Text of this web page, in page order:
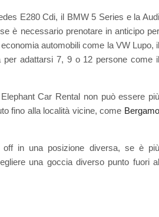
E280 Cdi, il BMW 5 Series e la Audi
è necessario prenotare in anticipo per
automobili come la VW Lupo, il
adattarsi 7, 9 o 12 persone come il
Car Rental non può essere più
fino alla località vicine, come Bergamo
in una posizione diversa, se è più
una goccia diverso punto fuori al